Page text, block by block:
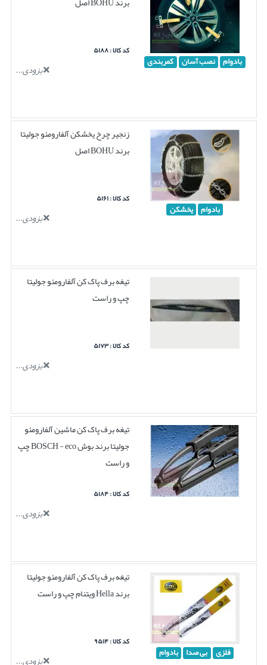
بادوام نصب آسان کمربندی
کد کالا : ۵۱۸۸
بزودی...
بادوام یخشکن
زنجیر چرخ یخشکن آلفارومئو جولیتا
برند BOHU اصل
کد کالا : ۵۱۶۱
بزودی...
تیغه برف پاک کن آلفارومئو جولیتا
چپ و راست
کد کالا : ۵۱۷۳
بزودی...
تیغه برف پاک کن ماشین آلفارومئو
جولیتا برند بوش BOSCH - eco چپ
و راست
کد کالا : ۵۱۸۴
بزودی...
فلزی بی صدا بادوام
تیغه برف پاک کن آلفارومئو جولیتا
برند Hella ویتنام چپ و راست
کد کالا : ۹۵۱۴
بزودی...